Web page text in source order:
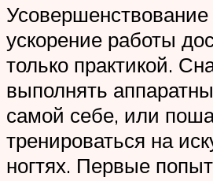
Усовершенствование
ускорение работы
только практикой.
выполнять
самой себе, или
тренироваться на
ногтях. Первые